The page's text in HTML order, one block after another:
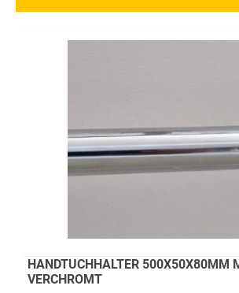
HANDTUCHHALTER 500X50X80MM
VERCHROMT